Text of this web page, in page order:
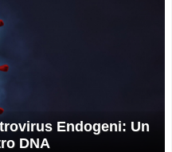
Endogeni: Un
DNA